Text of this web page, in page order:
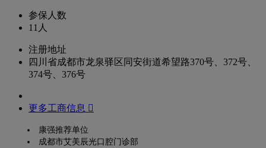
参保人数
11人
注册地址
四川省成都市龙泉驿区同安街道希望路370号、372号、
374号、376号
更多工商信息 
康强推荐单位
成都市艾美辰光口腔门诊部